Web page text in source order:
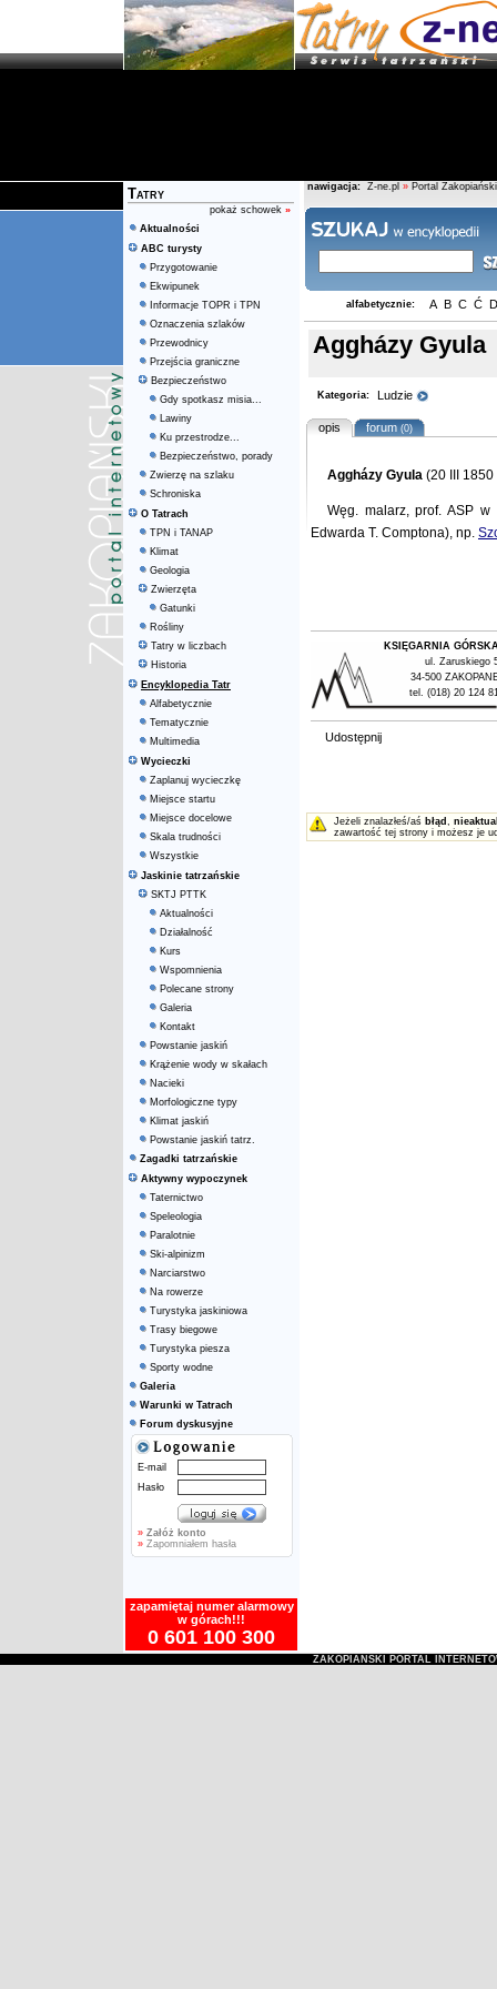
Tatry
pokaż schowek »
Aktualności
ABC turysty
Przygotowanie
Ekwipunek
Informacje TOPR i TPN
Oznaczenia szlaków
Przewodnicy
Przejścia graniczne
Bezpieczeństwo
Gdy spotkasz misia...
Lawiny
Ku przestrodze...
Bezpieczeństwo, porady
Zwierzę na szlaku
Schroniska
O Tatrach
TPN i TANAP
Klimat
Geologia
Zwierzęta
Gatunki
Rośliny
Tatry w liczbach
Historia
Encyklopedia Tatr
Alfabetycznie
Tematycznie
Multimedia
Wycieczki
Zaplanuj wycieczkę
Miejsce startu
Miejsce docelowe
Skala trudności
Wszystkie
Jaskinie tatrzańskie
SKTJ PTTK
Aktualności
Działalność
Kurs
Wspomnienia
Polecane strony
Galeria
Kontakt
Powstanie jaskiń
Krążenie wody w skałach
Nacieki
Morfologiczne typy
Klimat jaskiń
Powstanie jaskiń tatrz.
Zagadki tatrzańskie
Aktywny wypoczynek
Taternictwo
Speleologia
Paralotnie
Ski-alpinizm
Narciarstwo
Na rowerze
Turystyka jaskiniowa
Trasy biegowe
Turystyka piesza
Sporty wodne
Galeria
Warunki w Tatrach
Forum dyskusyjne
E-mail
Hasło
» Załóż konto
»Zapomniałem hasła
zapamiętaj numer alarmowy
w górach!!!
0 601 100 300
nawigacja: Z-ne.pl » Portal Zakopiański
alfabetycznie: A B C Ć D
Aggházy Gyula
Kategoria: Ludzie
opis forum(0)
Aggházy Gyula (20 III
Węg. malarz, prof. ASP
Edwarda T. Comptona), np.
KSIĘGARNIA
ul. Zaruskiego
34-500
tel. (018) 20 124
Udostępnij
Jeżeli znalazłeś/aś błąd ,
zawartość tej strony i możesz je
ZAKOPIAŃSKI PORTAL